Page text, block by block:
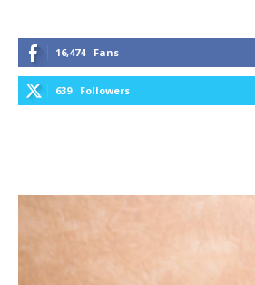
16,474 Fans
639 Followers